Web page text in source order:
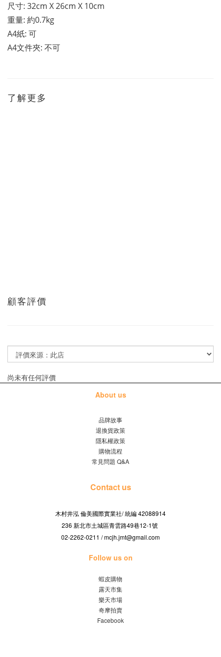
尺寸: 32cm X 26cm X 10cm
重量: 約0.7kg
A4紙: 可
A4文件夾: 不可
了解更多
顧客評價
尚未有任何評價
About us
品牌故事
退換貨政策
隱私權政策
購物流程
常見問題 Q&A
Contact us
木村井泓 倫美國際實業社/統編 42088914
236 新北市土城區青雲路49巷12-1號
02-2262-0211 / mcjh.jmt@gmail.com
Follow us on
蝦皮購物
露天市集
樂天市場
奇摩拍賣
Facebook